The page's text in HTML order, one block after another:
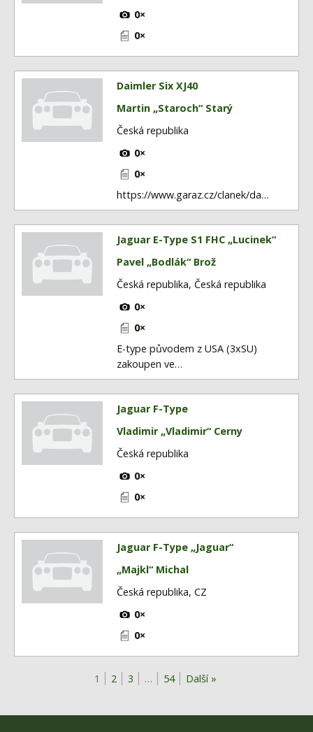
0×
0×
Daimler Six XJ40
Martin „Staroch“ Starý
Česká republika
0×
0×
https://www.garaz.cz/clanek/da…
Jaguar E-Type S1 FHC „Lucinek“
Pavel „Bodlák“ Brož
Česká republika, Česká republika
0×
0×
E-type původem z USA (3xSU)
zakoupen ve…
Jaguar F-Type
Vladimir „Vladimir“ Cerny
Česká republika
0×
0×
Jaguar F-Type „Jaguar“
„Majkl“ Michal
Česká republika, CZ
0×
0×
1 2 3 … 54 Další »